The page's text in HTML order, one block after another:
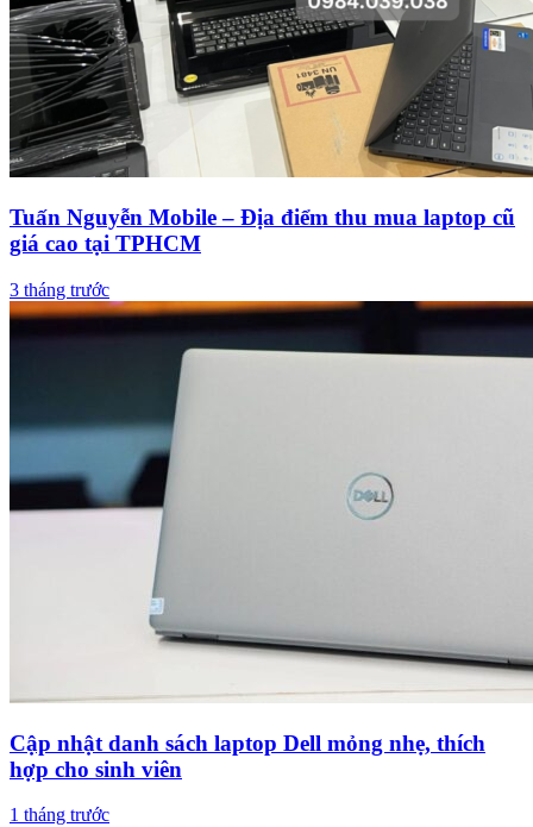
Tuấn Nguyễn Mobile – Địa điểm thu mua laptop cũ
giá cao tại TPHCM
3 tháng trước
Cập nhật danh sách laptop Dell mỏng nhẹ, thích
hợp cho sinh viên
1 tháng trước